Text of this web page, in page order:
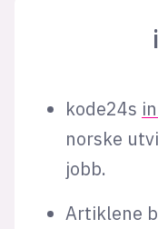
kode24s
norske
jobb.
Artiklene